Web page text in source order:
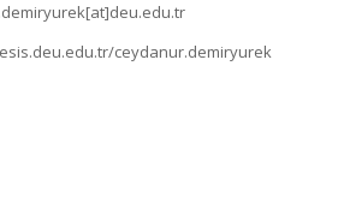
ceydanur.demiryurek